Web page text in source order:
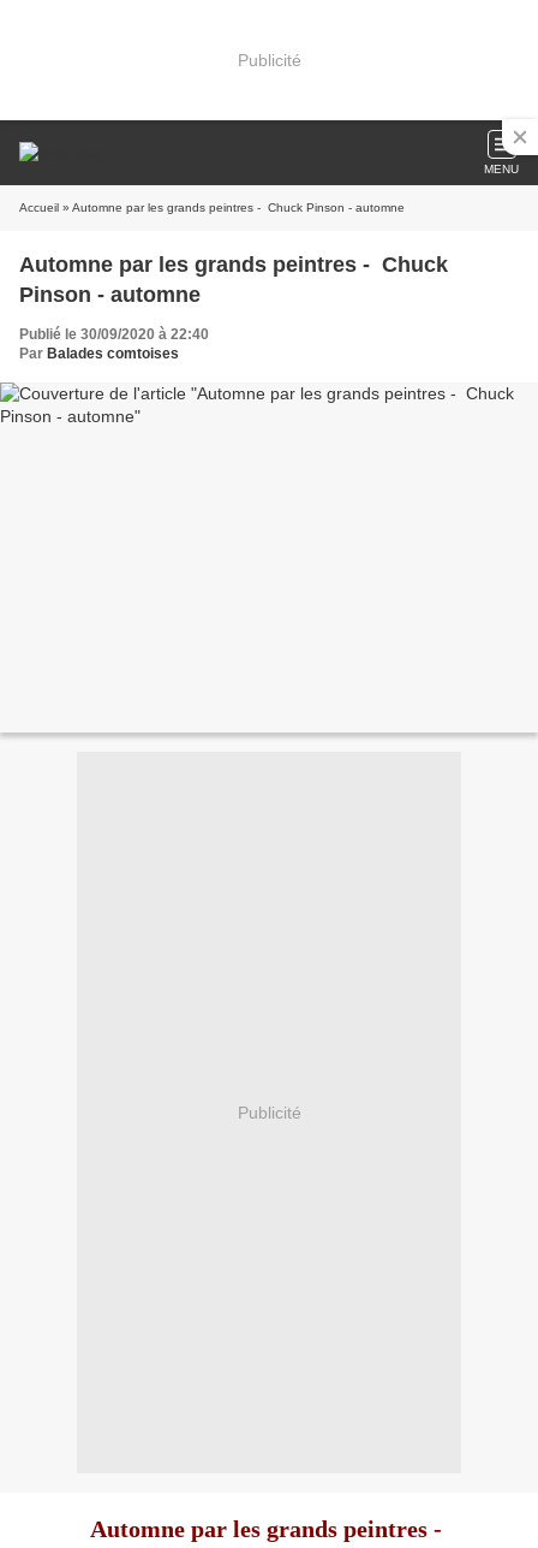
Publicité
MENU
Accueil » Automne par les grands peintres - Chuck Pinson - automne
Automne par les grands peintres - Chuck
Pinson - automne
Publié le 30/09/2020 à 22:40
Par Balades comtoises
Publicité
Automne par les grands peintres -